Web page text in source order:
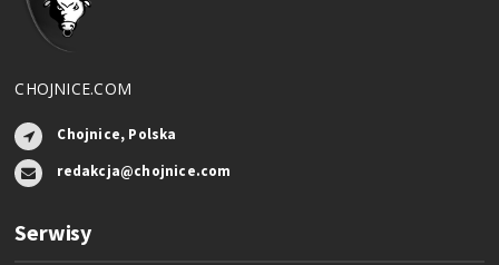
CHOJNICE.COM
Chojnice, Polska
redakcja@chojnice.com
Serwisy